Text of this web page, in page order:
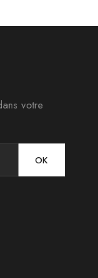
votre
OK